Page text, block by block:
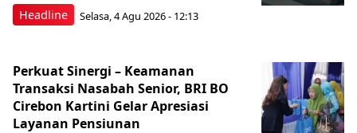
Headline Selasa, 4 Agu 2026 - 12:13
Perkuat Sinergi – Keamanan
Transaksi Nasabah Senior, BRI BO
Cirebon Kartini Gelar Apresiasi
Layanan Pensiunan